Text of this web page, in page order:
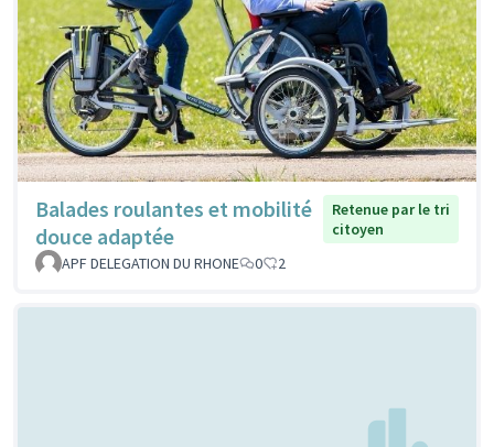
Balades roulantes et mobilité
douce adaptée
Retenue par le tri
citoyen
APF DELEGATION DU RHONE
0 2